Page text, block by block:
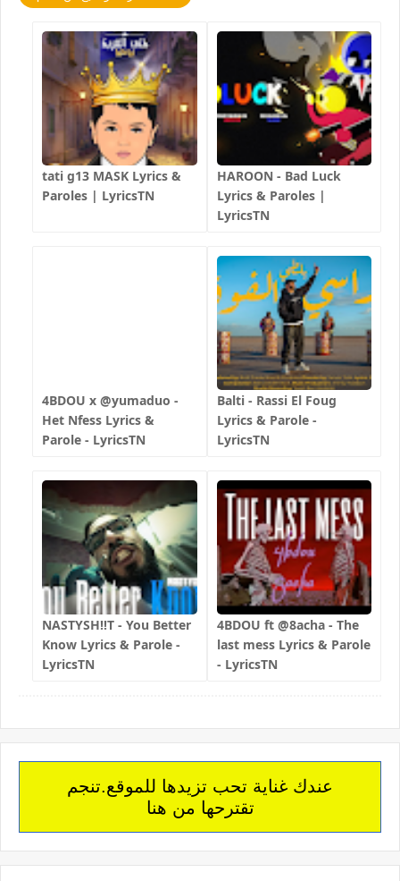
tati g13 MASK Lyrics &
Paroles | LyricsTN
HAROON - Bad Luck
Lyrics & Paroles |
LyricsTN
4BDOU x ‪@yumaduo‬ -
Het Nfess Lyrics &
Parole - LyricsTN
Balti - Rassi El Foug
Lyrics & Parole -
LyricsTN
NASTYSH!!T - You Better
Know Lyrics & Parole -
LyricsTN
4BDOU ft ‪@8acha‬ - The
last mess Lyrics & Parole
- LyricsTN
عندك غناية تحب تزيدها للموقع.تنجم
تقترحها من هنا